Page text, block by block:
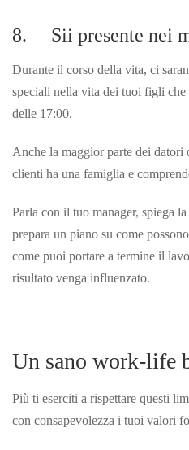
8. Sii presente nei
Durante il corso della vita, ci
speciali nella vita dei tuoi figli che
delle 17:00.
Anche la maggior parte dei datori
clienti ha una famiglia e
Parla con il tuo manager, spiega
prepara un piano su come
come puoi portare a termine il
risultato venga influenzato.
Un sano work-life
Più ti eserciti a rispettare questi
con consapevolezza i tuoi valori